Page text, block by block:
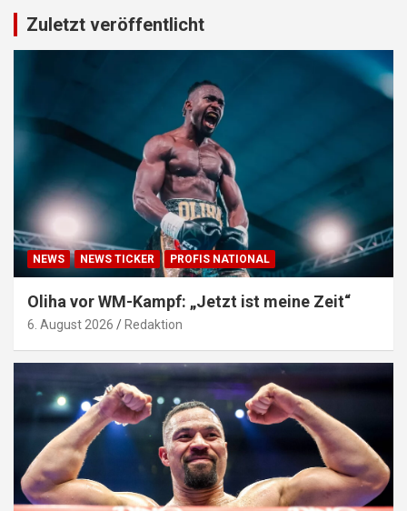
Zuletzt veröffentlicht
NEWS NEWS TICKER PROFIS NATIONAL
Oliha vor WM-Kampf: „Jetzt ist meine Zeit“
6. August 2026 Redaktion